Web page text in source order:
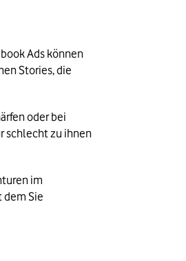
Ads können
Stories, die
oder bei
schlecht zu ihnen
im
dem Sie